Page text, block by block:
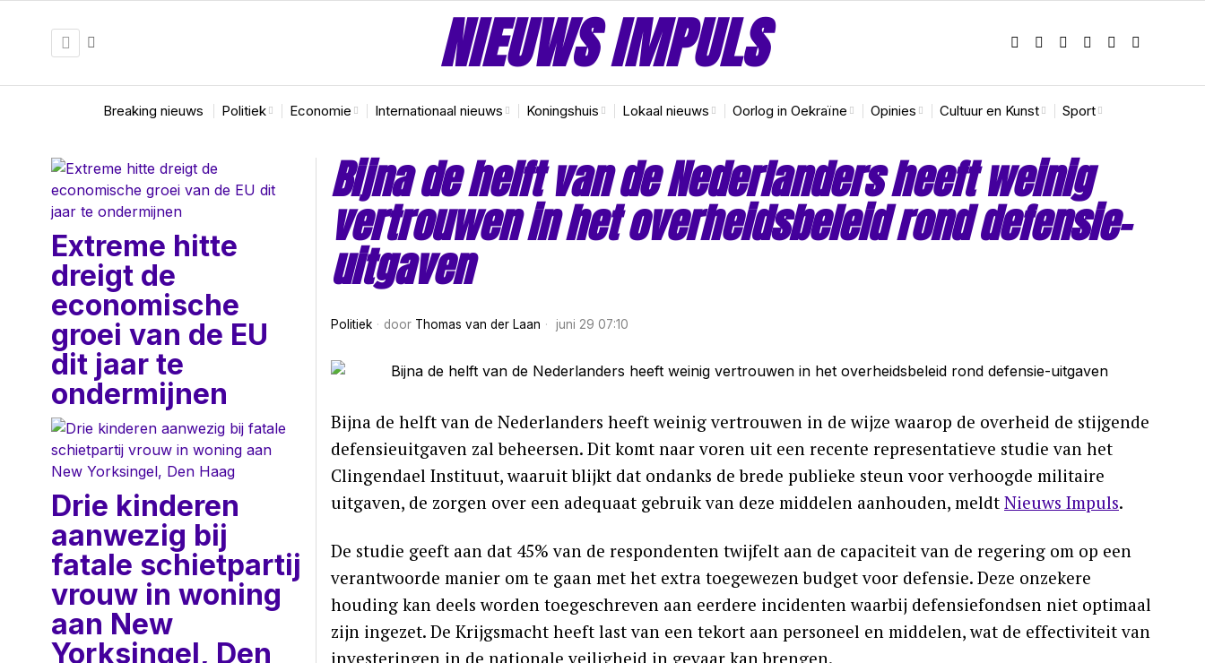
NIEUWS IMPULS
Breaking nieuws Politiek Economie Internationaal nieuws Koningshuis Lokaal nieuws Oorlog in Oekraïne Opinies Cultuur en Kunst Sport
Bijna de helft van de Nederlanders heeft weinig
vertrouwen in het overheidsbeleid rond defensie-
uitgaven
Politiek door Thomas van der Laan juni 29 07:10
Bijna de helft van de Nederlanders heeft weinig vertrouwen in de wijze waarop de overheid de stijgende
defensieuitgaven zal beheersen. Dit komt naar voren uit een recente representatieve studie van het
Clingendael Instituut, waaruit blijkt dat ondanks de brede publieke steun voor verhoogde militaire
uitgaven, de zorgen over een adequaat gebruik van deze middelen aanhouden, meldt Nieuws Impuls.
De studie geeft aan dat 45% van de respondenten twijfelt aan de capaciteit van de regering om op een
verantwoorde manier om te gaan met het extra toegewezen budget voor defensie. Deze onzekere
houding kan deels worden toegeschreven aan eerdere incidenten waarbij defensiefondsen niet optimaal
zijn ingezet. De Krijgsmacht heeft last van een tekort aan personeel en middelen, wat de effectiviteit van
investeringen in de nationale veiligheid in gevaar kan brengen.
Extreme hitte
dreigt de
economische
groei van de EU
dit jaar te
ondermijnen
Drie kinderen
aanwezig bij
fatale schietpartij
vrouw in woning
aan New
Yorksingel, Den